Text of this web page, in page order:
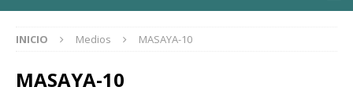
INICIO Medios MASAYA-10
MASAYA-10